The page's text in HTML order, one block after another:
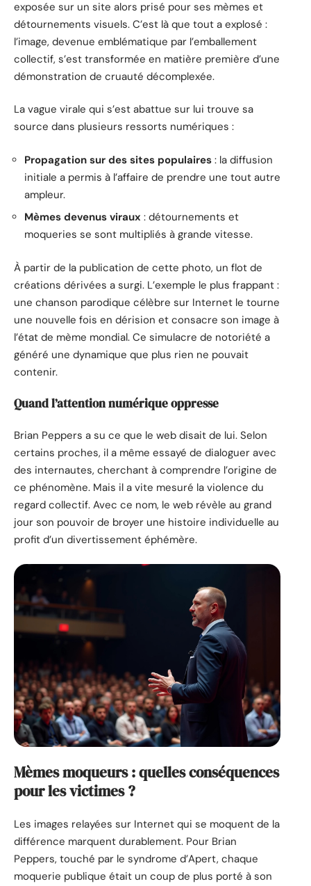
exposée sur un site alors prisé pour ses mèmes et
détournements visuels. C’est là que tout a explosé :
l’image, devenue emblématique par l’emballement
collectif, s’est transformée en matière première d’une
démonstration de cruauté décomplexée.
La vague virale qui s’est abattue sur lui trouve sa
source dans plusieurs ressorts numériques :
Propagation sur des sites populaires : la diffusion
initiale a permis à l’affaire de prendre une tout autre
ampleur.
Mèmes devenus viraux : détournements et
moqueries se sont multipliés à grande vitesse.
À partir de la publication de cette photo, un flot de
créations dérivées a surgi. L’exemple le plus frappant :
une chanson parodique célèbre sur Internet le tourne
une nouvelle fois en dérision et consacre son image à
l’état de mème mondial. Ce simulacre de notoriété a
généré une dynamique que plus rien ne pouvait
contenir.
Quand l’attention numérique oppresse
Brian Peppers a su ce que le web disait de lui. Selon
certains proches, il a même essayé de dialoguer avec
des internautes, cherchant à comprendre l’origine de
ce phénomène. Mais il a vite mesuré la violence du
regard collectif. Avec ce nom, le web révèle au grand
jour son pouvoir de broyer une histoire individuelle au
profit d’un divertissement éphémère.
Mèmes moqueurs : quelles conséquences
pour les victimes ?
Les images relayées sur Internet qui se moquent de la
différence marquent durablement. Pour Brian
Peppers, touché par le syndrome d’Apert, chaque
moquerie publique était un coup de plus porté à son